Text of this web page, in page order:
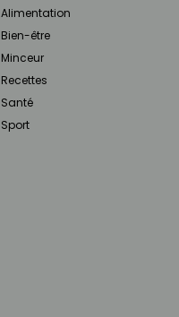
Alimentation
Bien-être
Minceur
Recettes
Santé
Sport